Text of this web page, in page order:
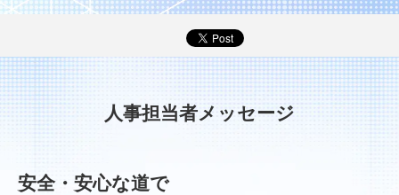
人事担当者メッセージ
安全・安心な道で